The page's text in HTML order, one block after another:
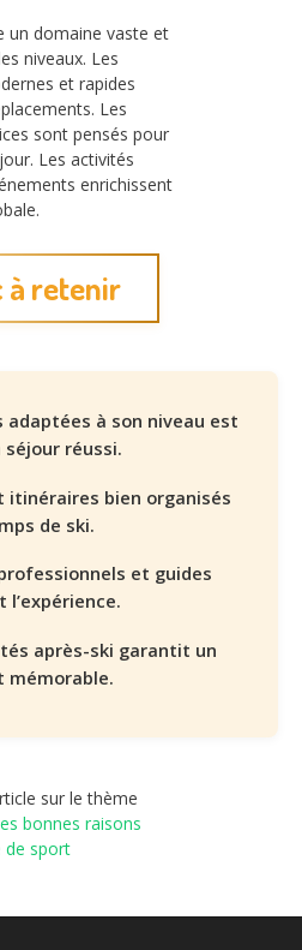
un domaine vaste et
niveaux. Les
et rapides
Les
sont pensés pour
Les activités
enrichissent
à retenir
adaptées à son niveau est
réussi.
itinéraires bien organisés
de ski.
et guides
après-ski garantit un
mémorable.
sur le thème
bonnes raisons
de sport